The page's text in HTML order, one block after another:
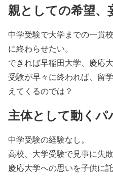
親としての希望、
中学受験で大学までの一貫
に終わらせたい。
できれば早稲田大学、慶応
受験が早々に終われば、留
えてくるのでは？
主体として動くパ
中学受験の経験なし。
高校、大学受験で見事に失敗
慶応大学への思いを子供に